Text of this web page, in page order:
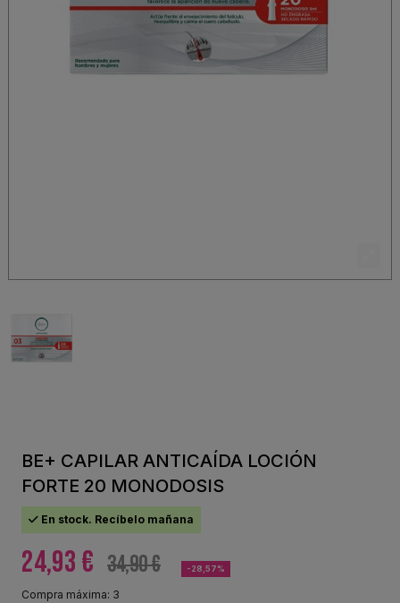
BE+ CAPILAR ANTICAÍDA LOCIÓN
FORTE 20 MONODOSIS
En stock. Recíbelo mañana
24,93 € 34,90 € -28,57%
Compra máxima: 3